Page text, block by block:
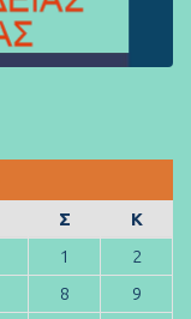
Σ
Κ
1
2
8
9